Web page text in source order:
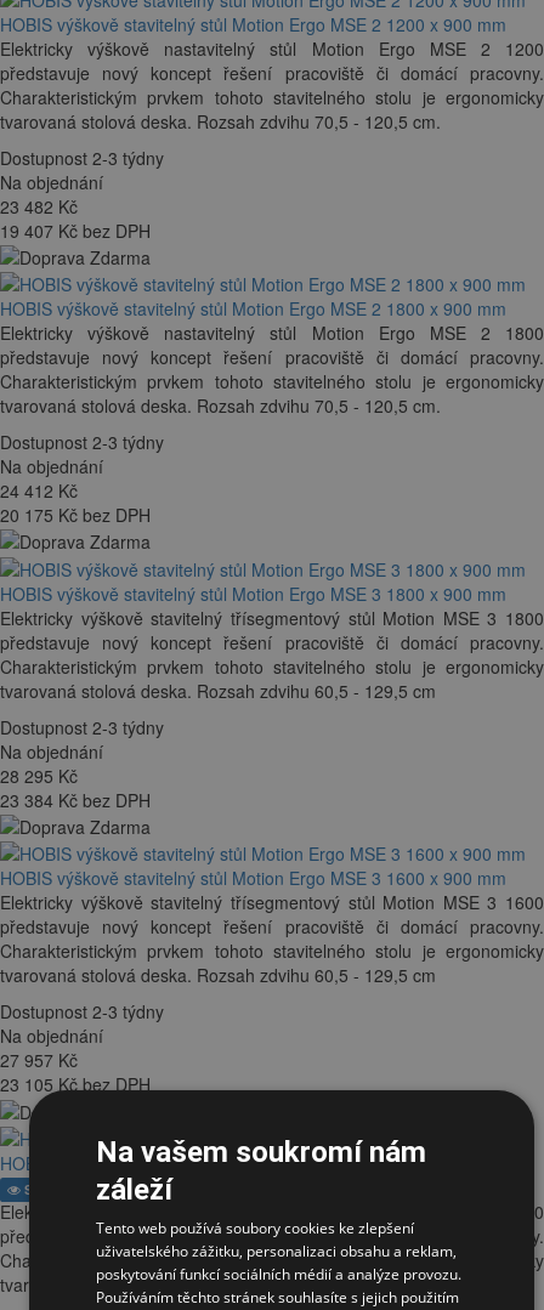
HOBIS výškově stavitelný stůl Motion Ergo MSE 2 1200 x 900 mm
Elektricky výškově nastavitelný stůl Motion Ergo MSE 2 1200
představuje nový koncept řešení pracoviště či domácí pracovny.
Charakteristickým prvkem tohoto stavitelného stolu je ergonomicky
tvarovaná stolová deska. Rozsah zdvihu 70,5 - 120,5 cm.
Dostupnost 2-3 týdny
Na objednání
23 482 Kč
19 407 Kč bez DPH
HOBIS výškově stavitelný stůl Motion Ergo MSE 2 1800 x 900 mm
Elektricky výškově nastavitelný stůl Motion Ergo MSE 2 1800
představuje nový koncept řešení pracoviště či domácí pracovny.
Charakteristickým prvkem tohoto stavitelného stolu je ergonomicky
tvarovaná stolová deska. Rozsah zdvihu 70,5 - 120,5 cm.
Dostupnost 2-3 týdny
Na objednání
24 412 Kč
20 175 Kč bez DPH
HOBIS výškově stavitelný stůl Motion Ergo MSE 3 1800 x 900 mm
Elektricky výškově stavitelný třísegmentový stůl Motion MSE 3 1800
představuje nový koncept řešení pracoviště či domácí pracovny.
Charakteristickým prvkem tohoto stavitelného stolu je ergonomicky
tvarovaná stolová deska. Rozsah zdvihu 60,5 - 129,5 cm
Dostupnost 2-3 týdny
Na objednání
28 295 Kč
23 384 Kč bez DPH
HOBIS výškově stavitelný stůl Motion Ergo MSE 3 1600 x 900 mm
Elektricky výškově stavitelný třísegmentový stůl Motion MSE 3 1600
představuje nový koncept řešení pracoviště či domácí pracovny.
Charakteristickým prvkem tohoto stavitelného stolu je ergonomicky
tvarovaná stolová deska. Rozsah zdvihu 60,5 - 129,5 cm
Dostupnost 2-3 týdny
Na objednání
27 957 Kč
23 105 Kč bez DPH
HOBIS výškově stavitelný stůl Motion Ergo MSE 3 1200 x 900 mm
Showroom
Elektricky výškově stavitelný třísegmentový stůl Motion MSE 3 1200
představuje nový koncept řešení pracoviště či domácí pracovny.
Charakteristickým prvkem tohoto stavitelného stolu je ergonomicky
tvarovaná stolová deska. Rozsah zdvihu 60,5 - 129,5 cm
Na vašem soukromí nám
záleží
Tento web používá soubory cookies ke zlepšení
uživatelského zážitku, personalizaci obsahu a reklam,
poskytování funkcí sociálních médií a analýze provozu.
Používáním těchto stránek souhlasíte s jejich použitím